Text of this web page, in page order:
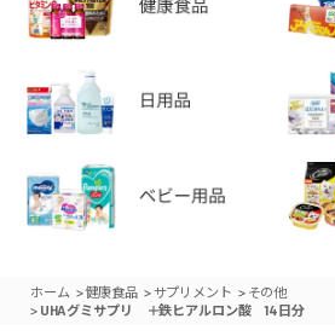
ホーム >健康食品 >サプリメント > その他
> UHAグミサプリ ＋鉄ヒアルロン酸 14日分